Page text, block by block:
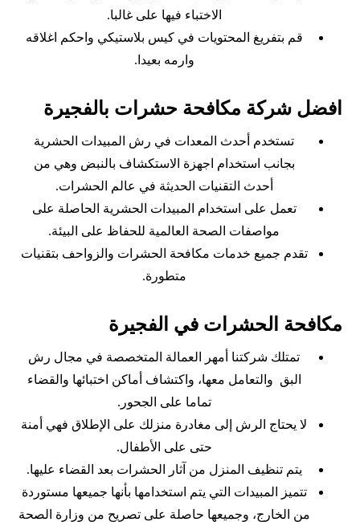
الاختباء فيها على غالبا.
قم بتفريغ المحتويات في كيس بلاستيكي واحكم اغلاقه
وارمه بعيدا.
افضل شركة مكافحة حشرات بالفجيرة
تستخدم أحدث المعدات في رش المبيدات الحشرية
بجانب استخدام اجهزة الاستكشاف بالنبض وهي من
أحدث التقنيات الحديثة في عالم الحشرات.
تعمل على استخدام المبيدات الحشرية الحاصلة على
مواصفات الصحة العالمية للحفاظ على البيئة.
تقدم جميع خدمات مكافحة الحشرات والزواحف بتقنيات
متطورة.
مكافحة الحشرات في الفجيرة
تمتلك شركتنا أمهر العمالة المتخصصة في مجال رش
البق والتعامل معها، واكتشاف أماكن اختبائها والقضاء
تماما على الجحور.
لا يحتاج الرش إلى مغادرة منزلك على الإطلاق فهي أمنة
حتى على الأطفال.
يتم تنظيف المنزل من آثار الحشرات بعد القضاء عليها.
تتميز المبيدات التي يتم استخدامها بأنها جميعها مستوردة
من الخارج، وجميعها حاصلة على تصريح من وزارة الصحة